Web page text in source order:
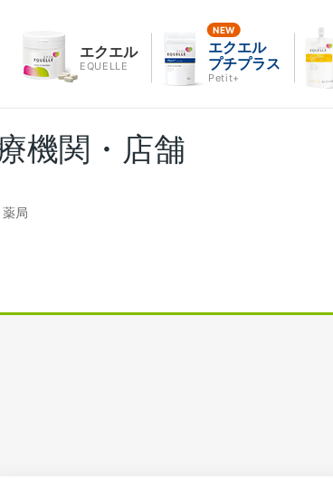
エクエル
EQUELLE
エクエル
プチプラス
Petit+
機関・店舗
局